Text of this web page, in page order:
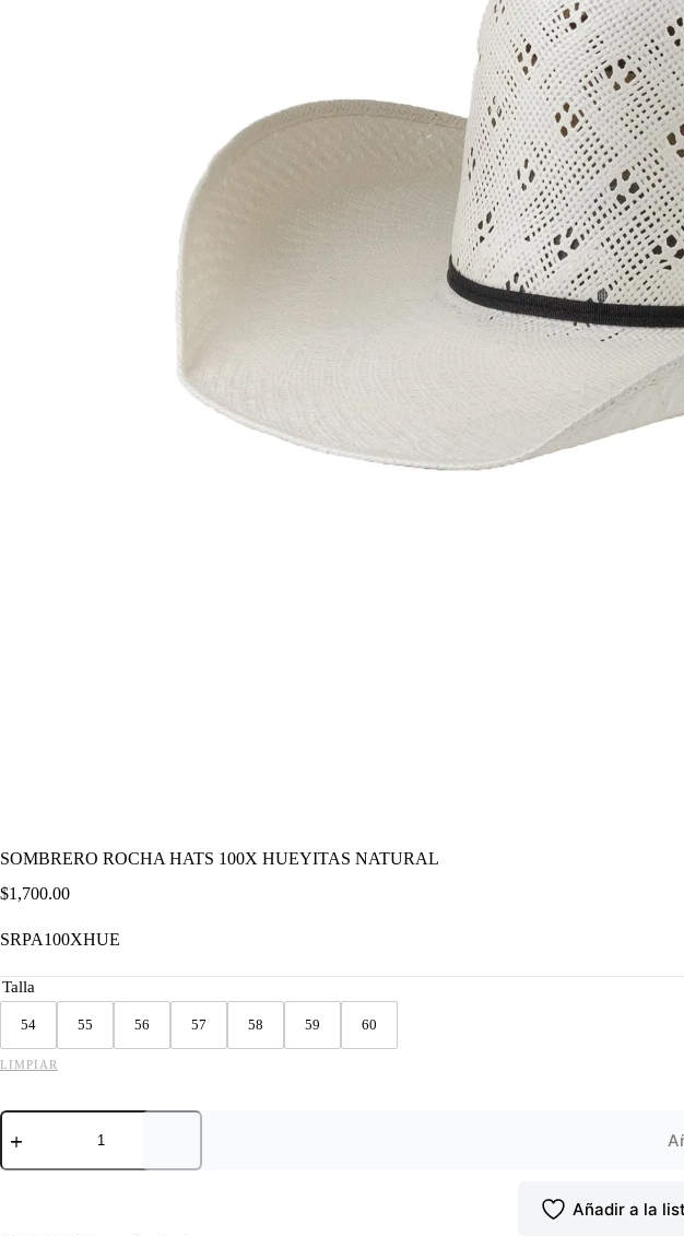
SOMBRERO ROCHA HATS 100X HUEYITAS NATURAL
$1,700.00
SRPA100XHUE
Talla
54 55 56 57 58 59 60
LIMPIAR
SOMBRERO
ROCHA
100X
Añadir a la